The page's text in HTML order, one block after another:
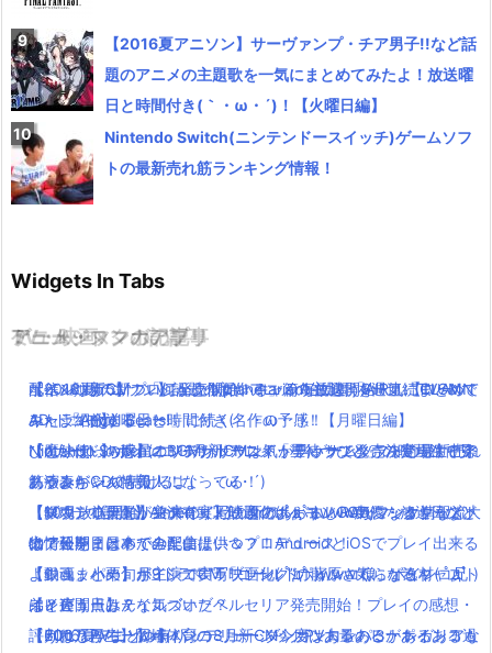
【2016夏アニソン】サーヴァンプ・チア男子!!など話
題のアニメの主題歌を一気にまとめてみたよ！放送曜
日と時間付き(｀・ω・´)！【火曜日編】
Nintendo Switch(ニンテンドースイッチ)ゲームソフ
トの最新売れ筋ランキング情報！
Widgets In Tabs
TV・映画
ポインコ新CM！「何かに似ている」篇！放送開始！！【ローソ
ン×ドコモ】
【dカード】ポインコ11月新CMは気が早いサンタさん登場！中条
あやみちゃんも美人になってる！
「銀魂」小栗旬が主演で実写映画化( ﾟдﾟ )www気になるキャスト
は？公開日は？
【ジュッパー】ポインコCM「ゴールドポインコ様」ポインコ兄
弟と違う点みんな気づいた？
【うれしかろー】ポインコ8月新CM今度は大量のヒナポインコ！
ゲーム・スマホアプリ
【ペルソナ5】ついに発売開始！キャラ毎に違う8週連続TVCMで
キャラ紹介するよー！
Nintendo Switch(ニンテンドースイッチ)ゲームソフトの最新売れ
筋ランキング情報！
【ダウンロードリンク有り】話題のポケモンGOがマック情報流
出で延期？日本での配信はいつ？！AndroidとiOSでプレイ出来る
よ！
【レビュー】テイルズオブベルセリア発売開始！プレイの感想・
評判は？PVまとめ有り！
アニメ・マンガの記事
配信×劇場の新プロジェクトplanetarian始動！「AIR」「CLANN
AD」「Angel Beats!」に続く名作の予感！
【魔法使いの嫁】オリジナルアニメ「星待つひと」の映画館で見
れるよ(｀・ω・´)！！
【10月放送開始】終末のイゼッタのあらすじ・声優・放送日など
の情報をまとめてみたよ！
「銀魂」小栗旬が主演で実写映画化( ﾟдﾟ )www気になるキャスト
は？公開日は？
【2016夏アニソン】バッテリー・ダンガンロンパ３・レガリアな
ミュージックの記事
【2016夏アニソン】話題の新作アニメの主題歌を一気にまとめて
みたよ！放送曜日と時間付き(｀・ω・´)！【月曜日編】
ひとりぼっち惑星のBGMがサウンドトラックで発売決定！生ピア
ノ演奏がCDで聴けるよ(｀・ω・´)
【Mステで話題】Aimer(エメ)の新アルバム！RAD,ワンオクなど大
物アーティストが全楽曲提供＆プロデュース！
【動画まとめ】月9ドラマ”ラブソング”の藤原さくらが逸材( ﾟдﾟ )
イイ声！！
【600万再生】岡崎体育のミュージックPVあるあるがあるある過